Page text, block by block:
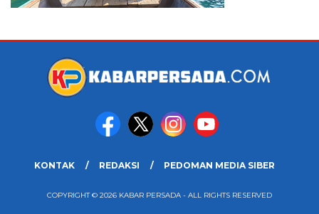
KONTAK REDAKSI PEDOMAN MEDIA SIBER
COPYRIGHT © 2026 KABAR PERSADA - ALL RIGHTS RESERVED